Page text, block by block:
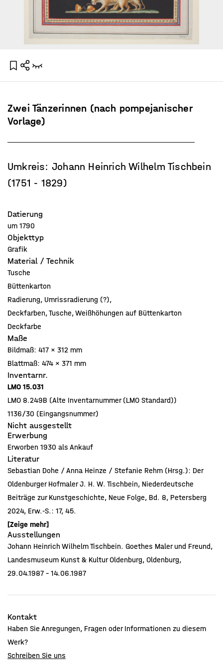
Zwei Tänzerinnen (nach pompejanischer
Vorlage)
Umkreis: Johann Heinrich Wilhelm Tischbein
(1751 - 1829)
Datierung
um 1790
Objekttyp
Grafik
Material / Technik
Tusche
Büttenkarton
Radierung, Umrissradierung (?),
Deckfarben, Tusche, Weißhöhungen auf Büttenkarton
Deckfarbe
Maße
Bildmaß: 417 x 312 mm
Blattmaß: 474 x 371 mm
Inventarnr.
LMO 15.031
LMO 8.249B (Alte Inventarnummer (LMO Standard))
1136/30 (Eingangsnummer)
Nicht ausgestellt
Erwerbung
Erworben 1930 als Ankauf
Literatur
Sebastian Dohe / Anna Heinze / Stefanie Rehm (Hrsg.): Der
Oldenburger Hofmaler J. H. W. Tischbein, Niederdeutsche
Beiträge zur Kunstgeschichte, Neue Folge, Bd. 8, Petersberg
2024, Erw.-S.: 17, 45.
Johann Heinrich Wilhelm Tischbein. Goethes Maler und Freund,
Kat. Landesmuseum Oldenburg / Schleswig-Holsteinisches
Landesmuseum Kloster Cismar / Freies Deutsches Hochstift
Frankfurter Goethe-Museum, Neumünster 1986, Abb.-S.: 110,
Erw.-S.: 222, Kat. Nr.: 81.
Jahrhundert, Frankfurter Forschungen zur Kunst, Berlin: Mann
1981.
Denise Kaspar: Felix Urbium Restitutio - Le Antichità di
Ercolano zwischen Museum und Öffentlichkeit. Die ersten
[Zeige mehr]
Ausstellungen
Johann Heinrich Wilhelm Tischbein. Goethes Maler und Freund,
Landesmuseum Kunst & Kultur Oldenburg, Oldenburg,
29.04.1987 - 14.06.1987
Kontakt
Haben Sie Anregungen, Fragen oder Informationen zu diesem
Werk?
Schreiben Sie uns